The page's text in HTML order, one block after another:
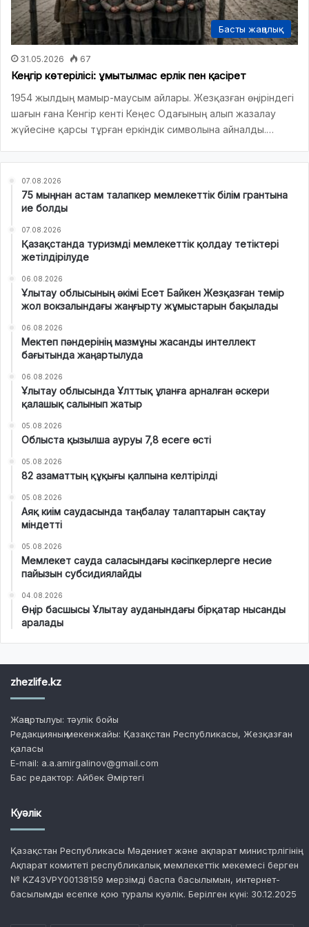
Басты жаңалық
31.05.2026 67
Кеңгір көтерілісі: ұмытылмас ерлік пен қасірет
1954 жылдың мамыр-маусым айлары. Жезқазған өңіріндегі
шағын ғана Кенгір кенті Кеңес Одағының алып жазалау
жүйесіне қарсы тұрған еркіндік символына айналды.…
07.08.2026
75 мыңнан астам талапкер мемлекеттік білім грантына
ие болды
07.08.2026
Қазақстанда туризмді мемлекеттік қолдау тетіктері
жетілдірілуде
06.08.2026
Ұлытау облысының әкімі Есет Байкен Жезқазған темір
жол вокзалындағы жаңғырту жұмыстарын бақылады
06.08.2026
Мектеп пәндерінің мазмұны жасанды интеллект
бағытында жаңартылуда
06.08.2026
Ұлытау облысында Ұлттық ұланға арналған әскери
қалашық салынып жатыр
05.08.2026
Облыста қызылша ауруы 7,8 есеге өсті
05.08.2026
82 азаматтың құқығы қалпына келтірілді
05.08.2026
Аяқ киім саудасында таңбалау талаптарын сақтау
міндетті
05.08.2026
Мемлекет сауда саласындағы кәсіпкерлерге несие
пайызын субсидиялайды
04.08.2026
Өңір басшысы Ұлытау ауданындағы бірқатар нысанды
аралады
zhezlife.kz
Жаңартылуы: тәулік бойы
Редакцияның мекенжайы: Қазақстан Республикасы, Жезқазған
қаласы
E-mail: a.a.amirgalinov@gmail.com
Бас редактор: Айбек Әміртегі
Куәлік
Қазақстан Республикасы Мәдениет және ақпарат министрлігінің
Ақпарат комитеті республикалық мемлекеттік мекемесі берген
№ KZ43VPY00138159 мерзімді баспа басылымын, интернет-
басылымды есепке қою туралы куәлік. Берілген күні: 30.12.2025